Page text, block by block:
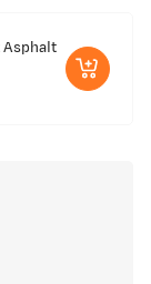
Asphalt